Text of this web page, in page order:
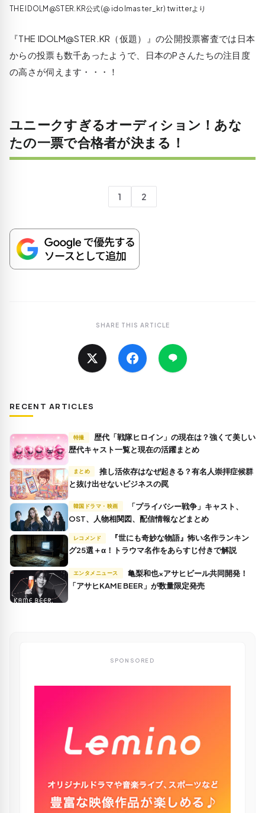
THE IDOLM@STER.KR公式(@ idolmaster_kr) twitterより
『THE IDOLM@STER.KR（仮題）』の公開投票審査では日本
からの投票も数千あったようで、日本のPさんたちの注目度
の高さが伺えます・・・！
ユニークすぎるオーディション！あな
たの一票で合格者が決まる！
1 2
SHARE THIS ARTICLE
RECENT ARTICLES
特撮
歴代キャスト一覧と現在の活躍まとめ
まとめ
推し活依存はなぜ起きる？有名人崇拝症候群
と抜け出せないビジネスの罠
韓国ドラマ・映画
OST、人物相関図、配信情報などまとめ
レコメンド
グ25選＋α！トラウマ名作をあらすじ付きで解説
エンタメニュース
「アサヒKAME BEER」が数量限定発売
SPONSORED